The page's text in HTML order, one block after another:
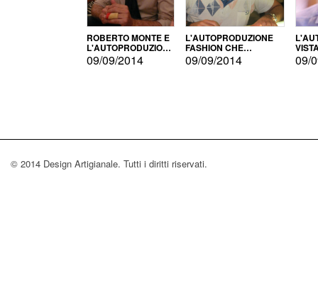
ROBERTO MONTE E
L'AUTOPRODUZIONE
CON IL CENSIMENTO
09/09/2014
L'AUTOPRODUZIONE
FASHION CHE
CONQUISTA GLI USA
09/09/2014 09/
© 2014 Design Artigianale. Tutti i diritti riservati.